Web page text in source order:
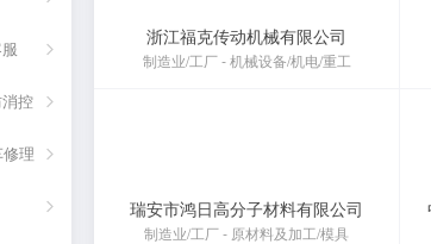
控
理
浙江福克传动机械有限公司
制造业/工厂 - 机械设备/机电/重工
瑞安市鸿日高分子材料有限公司
制造业/工厂 - 原材料及加工/模具